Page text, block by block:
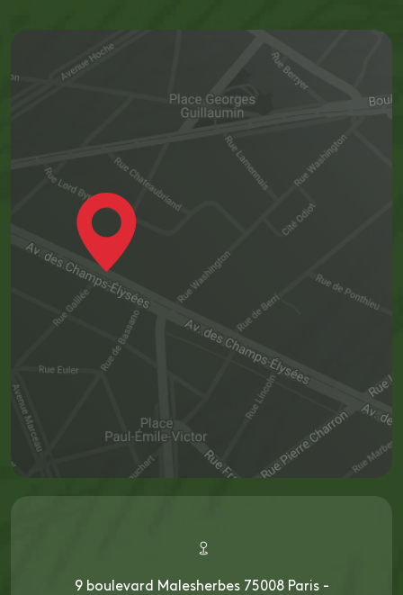
9 boulevard Malesherbes 75008 Paris -